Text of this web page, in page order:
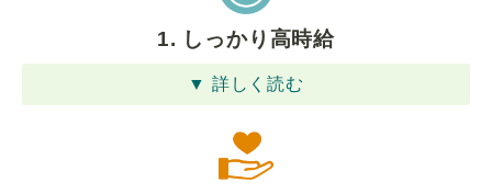
1. しっかり高時給
▼ 詳しく読む